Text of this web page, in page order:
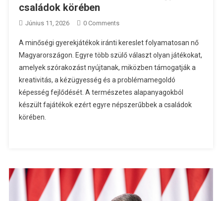
családok körében
Június 11, 2026 0 Comments
A minőségi gyerekjátékok iránti kereslet folyamatosan nő
Magyarországon. Egyre több szülő választ olyan játékokat,
amelyek szórakozást nyújtanak, miközben támogatják a
kreativitás, a kézügyesség és a problémamegoldó
képesség fejlődését. A természetes alapanyagokból
készült fajátékok ezért egyre népszerűbbek a családok
körében.